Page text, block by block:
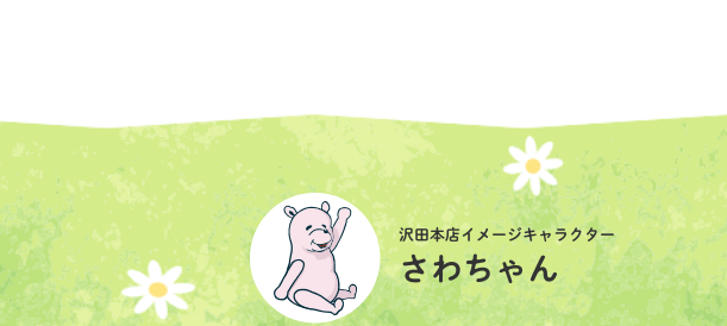
沢田本店イメージキャラクター
さわちゃん